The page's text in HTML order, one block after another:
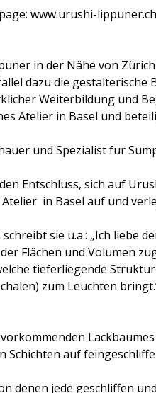
www.urushi-lippuner.ch
in der Nähe von
dazu die
Weiterbildung und
Atelier in Basel und
und Spezialist für
Entschluss, sich auf
in Basel auf und
sie u.a.: „Ich liebe
Flächen und Volumen
tieferliegende
zum Leuchten
Schichten auf
denen jede geschliffen